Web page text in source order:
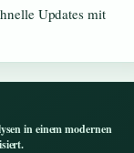
Updates mit
in einem modernen